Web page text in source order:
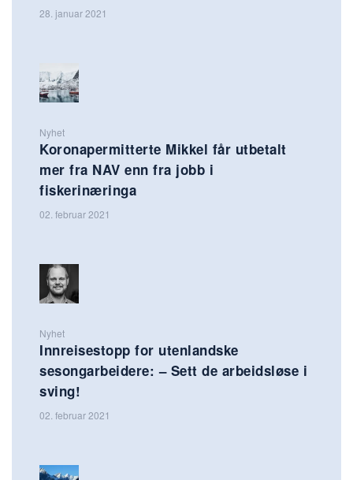
28. januar 2021
Nyhet
Koronapermitterte Mikkel får utbetalt
mer fra NAV enn fra jobb i
fiskerinæringa
02. februar 2021
Nyhet
Innreisestopp for utenlandske
sesongarbeidere: – Sett de arbeidsløse i
sving!
02. februar 2021